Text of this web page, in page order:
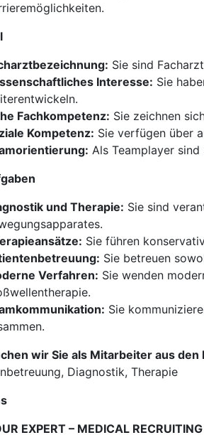
Sie sind
Interesse: Sie
Fachkompetenz: Sie zeichnen
Kompetenz: Sie verfügen über
Als Teamplayer
und Therapie: Sie sind
Sie führen
Sie betreuen
Verfahren: Sie wenden
Sie
wir Sie als Mitarbeiter aus den
Diagnostik, Therapie
EXPERT – MEDICAL RECRUITING